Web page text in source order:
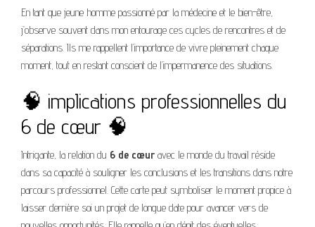
En tant que jeune homme passionné par la médecine et le bien-être,
j’observe souvent dans mon entourage ces cycles de rencontres et de
séparations. Ils me rappellent l’importance de vivre pleinement chaque
moment, tout en restant conscient de l’impermanence des situations.
🧠 impIications professionnelles du
6 de cœur 🧠
Intrigante, la relation du 6 de cœur avec le monde du travail réside
dans sa capacité à souligner les conclusions et les transitions dans notre
parcours professionnel. Cette carte peut symboliser le moment propice à
laisser derrière soi un projet de longue date pour avancer vers de